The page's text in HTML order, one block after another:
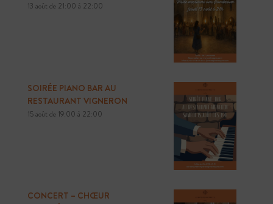
13 août de 21:00 à 22:00
SOIRÉE PIANO BAR AU
RESTAURANT VIGNERON
15 août de 19:00 à 22:00
CONCERT – CHŒUR